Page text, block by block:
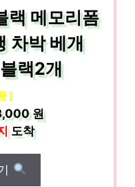
랙 메모리폼
차박 베개
랙2개
]
원
도착